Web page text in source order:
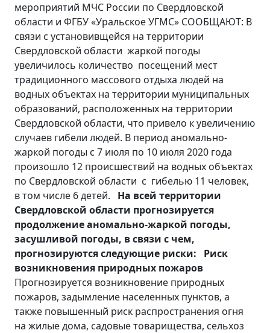
мероприятий МЧС России по Свердловской
области и ФГБУ «Уральское УГМС» СООБЩАЮТ: В
связи с установивщейся на территории
Свердловской области жаркой погоды
увеличилось количество посещений мест
традиционного массового отдыха людей на
водных объектах на территории муниципальных
образований, расположенных на территории
Свердловской области, что привело к увеличению
случаев гибели людей. В период аномально-
жаркой погоды с 7 июля по 10 июля 2020 года
произошло 12 происшествий на водных объектах
по Свердловской области с гибелью 11 человек,
в том числе 6 детей.
На всей территории
Свердловской области прогнозируется
продолжение аномально-жаркой погоды,
засушливой погоды, в связи с чем,
прогнозируются следующие риски:
Риск
возникновения природных пожаров
Прогнозируется возникновение природных
пожаров, задымление населенных пунктов, а
также повышенный риск распространения огня
на жилые дома, садовые товарищества, сельхоз